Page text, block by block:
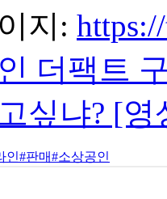
지:
더팩트
싶냐? [
인#판매#소상공인